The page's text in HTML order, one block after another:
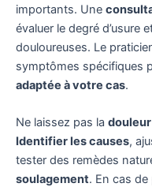
importants. Une
évaluer le degré d’usure
douloureuses. Le
symptômes spécifiques
adaptée à votre cas.
Ne laissez pas la
Identifier les causes,
tester des remèdes
soulagement. En cas